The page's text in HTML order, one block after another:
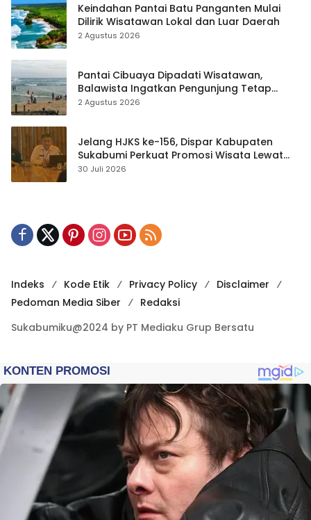
Keindahan Pantai Batu Panganten Mulai
Dilirik Wisatawan Lokal dan Luar Daerah
2 Agustus 2026
Pantai Cibuaya Dipadati Wisatawan,
Balawista Ingatkan Pengunjung Tetap
Waspada
2 Agustus 2026
Jelang HJKS ke-156, Dispar Kabupaten
Sukabumi Perkuat Promosi Wisata Lewat
Publikasi Digital
30 Juli 2026
Indeks Kode Etik Privacy Policy
Disclaimer
Pedoman Media Siber
Redaksi
Sukabumiku@2024 by PT Mediaku Grup Bersatu